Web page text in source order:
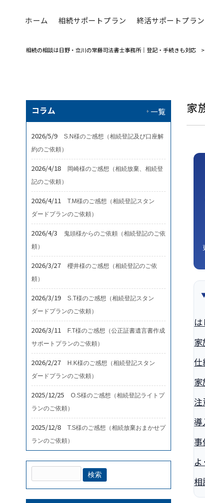
ホーム 相続サポートプラン 終活サポートプラン
相続の相談は日野・立川の常藤司法書士事務所｜登記・手続きも対応 >
家
仕
注
導
事
相
コラム 一覧
2026/5/9
S.N様のご感想（相続登記及び口座解
約のご依頼）
2026/4/18
岡崎様のご感想（相続放棄、相続登
記のご依頼）
2026/4/11
T.M様のご感想（相続登記スタン
ダードプランのご依頼）
2026/4/3
鬼頭様からのご依頼（相続登記のご依
頼）
2026/3/27
櫻井様のご感想（相続登記のご依
頼）
2026/3/19
S.T様のご感想（相続登記スタン
ダードプランのご依頼）
2026/3/11
F.T様のご感想（公正証書遺言書作成
サポートプランのご依頼）
2026/2/27
H.K様のご感想（相続登記スタン
ダードプランのご依頼）
2025/12/25
O.S様のご感想（相続登記ライトプ
ランのご依頼）
2025/12/8
T.S様のご感想（相続放棄おまかせプ
ランのご依頼）